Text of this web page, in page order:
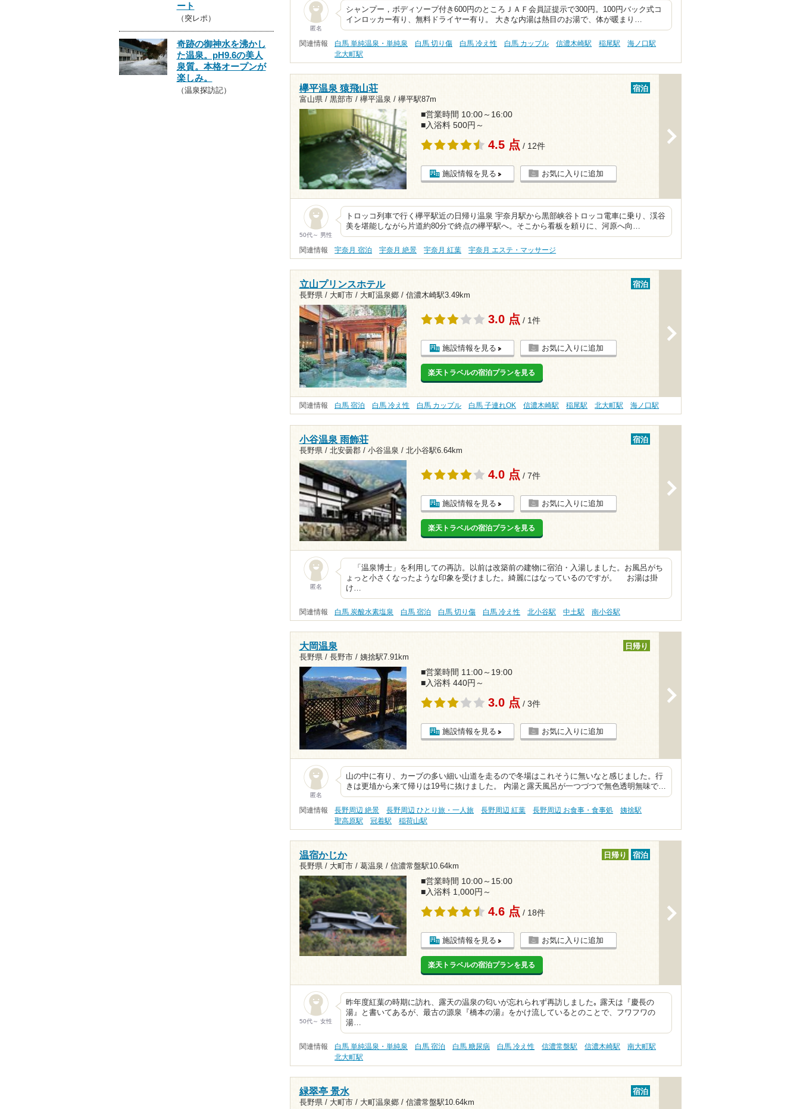
匿名
シャンプー，ボディソープ付き600円のところＪＡＦ会員証提示で300円。100円バック式コ
インロッカー有り、無料ドライヤー有り。 大きな内湯は熱目のお湯で、体が暖まり…
関連情報 白馬 単純温泉・単純泉 白馬 切り傷 白馬 冷え性 白馬 カップル 信濃木崎駅 稲尾駅
海ノ口駅
北大町駅
欅平温泉 猿飛山荘
富山県 / 黒部市 / 欅平温泉 / 欅平駅87m
宿泊
■営業時間 10:00～16:00
■入浴料 500円～
4.5 点 / 12件
施設情報を見る お気に入りに追加
50代～ 男性
トロッコ列車で行く欅平駅近の日帰り温泉 宇奈月駅から黒部峡谷トロッコ電車に乗り、渓谷
美を堪能しながら片道約80分で終点の欅平駅へ。そこから看板を頼りに、河原へ向…
関連情報 宇奈月 宿泊 宇奈月 絶景 宇奈月 紅葉 宇奈月 エステ・マッサージ
立山プリンスホテル
長野県 / 大町市 / 大町温泉郷 / 信濃木崎駅3.49km
宿泊
3.0 点 / 1件
施設情報を見る お気に入りに追加
楽天トラベルの宿泊プランを見る
関連情報 白馬 宿泊 白馬 冷え性 白馬 カップル 白馬 子連れOK 信濃木崎駅 稲尾駅 北大町駅 海ノ口駅
小谷温泉 雨飾荘
長野県 / 北安曇郡 / 小谷温泉 / 北小谷駅6.64km
宿泊
4.0 点 / 7件
施設情報を見る お気に入りに追加
楽天トラベルの宿泊プランを見る
匿名
「温泉博士」を利用しての再訪。以前は改築前の建物に宿泊・入湯しました。お風呂がち
ょっと小さくなったような印象を受けました。綺麗にはなっているのですが。 お湯は掛
け…
関連情報 白馬 炭酸水素塩泉 白馬 宿泊 白馬 切り傷 白馬 冷え性 北小谷駅 中土駅 南小谷駅
大岡温泉
長野県 / 長野市 / 姨捨駅7.91km
日帰り
■営業時間 11:00～19:00
■入浴料 440円～
3.0 点 / 3件
施設情報を見る お気に入りに追加
匿名
山の中に有り、カーブの多い細い山道を走るので冬場はこれそうに無いなと感じました。行
きは更埴から来て帰りは19号に抜けました。 内湯と露天風呂が一つづつで無色透明無味で…
関連情報 長野周辺 絶景 長野周辺 ひとり旅・一人旅 長野周辺 紅葉 長野周辺 お食事・食事処
姨捨駅
聖高原駅
冠着駅 稲荷山駅
温宿かじか
長野県 / 大町市 / 葛温泉 / 信濃常盤駅10.64km
日帰り 宿泊
■営業時間 10:00～15:00
■入浴料 1,000円～
4.6 点 / 18件
施設情報を見る お気に入りに追加
楽天トラベルの宿泊プランを見る
50代～ 女性
昨年度紅葉の時期に訪れ、露天の温泉の匂いが忘れられず再訪しました｡ 露天は『慶長の
湯』と書いてあるが、最古の源泉『橋本の湯』をかけ流しているとのことで、フワフワの
湯…
関連情報 白馬 単純温泉・単純泉 白馬 宿泊 白馬 糖尿病 白馬 冷え性 信濃常盤駅 信濃木崎駅
南大町駅
北大町駅
緑翠亭 景水
長野県 / 大町市 / 大町温泉郷 / 信濃常盤駅10.64km
宿泊
ート
（突レポ）
奇跡の御神水を沸かし
た温泉。pH9.6の美人
泉質。本格オープンが
楽しみ。
（温泉探訪記）